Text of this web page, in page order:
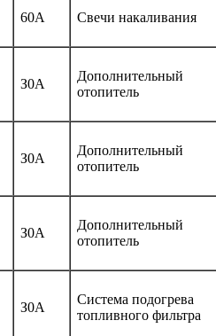
60А Свечи накаливания
З0А
Дополнительный
отопитель
З0А
Дополнительный
отопитель
З0А
Дополнительный
отопитель
З0А
Система подогрева
топливного фильтра